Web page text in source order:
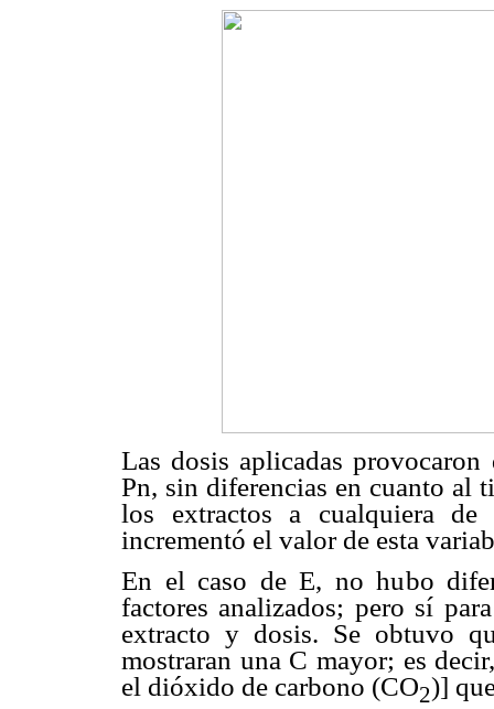
Las dosis aplicadas
Pn, sin diferencias en cuanto al
los extractos a cualquiera
incrementó el valor de esta
En el caso de E, no hubo
factores analizados; pero sí
extracto y dosis. Se obtuvo
mostraran una C mayor; es
el dióxido de carbono (CO2)]